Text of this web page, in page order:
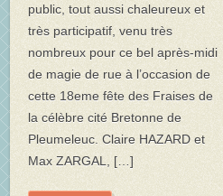
public, tout aussi chaleureux et
très participatif, venu très
nombreux pour ce bel après-midi
de magie de rue à l’occasion de
cette 18eme fête des Fraises de
la célèbre cité Bretonne de
Pleumeleuc. Claire HAZARD et
Max ZARGAL, […]